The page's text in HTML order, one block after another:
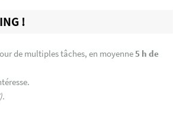
!
de multiples tâches, en moyenne5 h de